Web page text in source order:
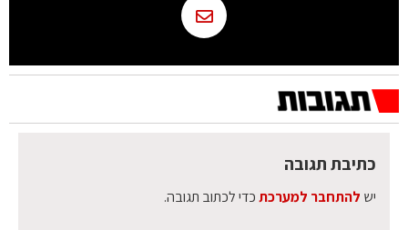
כתיבת תגובה
יש להתחבר למערכתכדי לכתוב תגובה.